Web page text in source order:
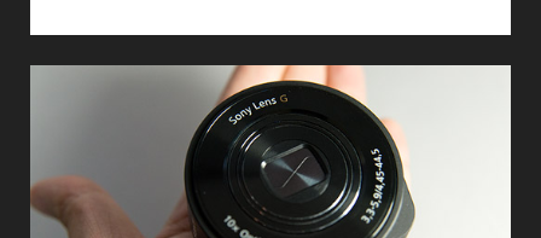
트,
이
제
서